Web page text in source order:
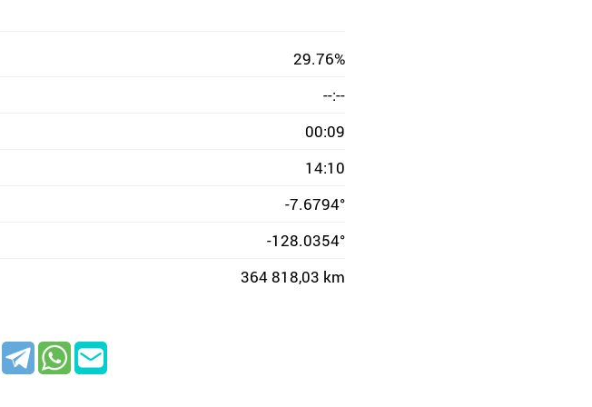
29.76%
--:--
00:09
14:10
-7.6794°
-128.0354°
364 818,03 km